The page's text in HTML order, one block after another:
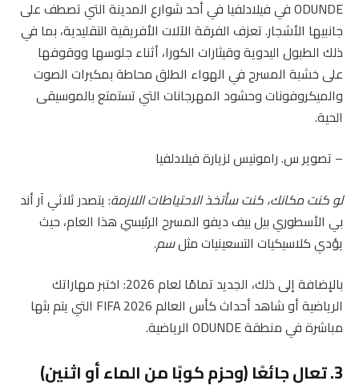
– تصوير س. رامونيس لزيارة فيلادلفيا
لو كنت مكانك، كنت سأتخذ الاحتياطات اللازمة: يتصدر ثلاثي آر أند
بي الأسطوري بيل بيف ديفو المسرح الرئيسي هذا العام، حيث
يؤدي كلاسيكيات التسعينيات مثلسم.
بالإضافة إلى ذلك، الجديد تمامًا لعام 2026: اختبر مهاراتك
الرياضية أو شاهد أحداث كأس العالم 2026 FIFA التي يتم بثها
مباشرة في منطقة ODUNDE الرياضية.
3. تعال جائعًا (وحزم كوبًا من الماء أو اثنين)